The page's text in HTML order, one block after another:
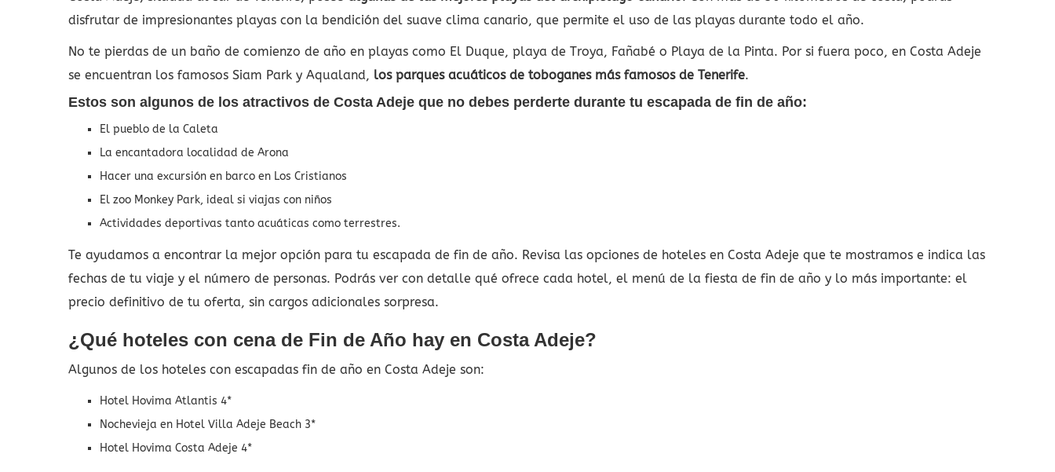
disfrutar de impresionantes playas con la bendición del suave clima canario, que permite el uso de las playas durante todo el año.
No te pierdas de un baño de comienzo de año en playas como El Duque, playa de Troya, Fañabé o Playa de la Pinta. Por si fuera poco, en Costa Adeje
se encuentran los famosos Siam Park y Aqualand, los parques acuáticos de toboganes más famosos de Tenerife.
Estos son algunos de los atractivos de Costa Adeje que no debes perderte durante tu escapada de fin de año:
El pueblo de la Caleta
La encantadora localidad de Arona
Hacer una excursión en barco en Los Cristianos
El zoo Monkey Park, ideal si viajas con niños
Actividades deportivas tanto acuáticas como terrestres.
Te ayudamos a encontrar la mejor opción para tu escapada de fin de año. Revisa las opciones de hoteles en Costa Adeje que te mostramos e indica las
fechas de tu viaje y el número de personas. Podrás ver con detalle qué ofrece cada hotel, el menú de la fiesta de fin de año y lo más importante: el
precio definitivo de tu oferta, sin cargos adicionales sorpresa.
¿Qué hoteles con cena de Fin de Año hay en Costa Adeje?
Algunos de los hoteles con escapadas fin de año en Costa Adeje son:
Hotel Hovima Atlantis 4*
Nochevieja en Hotel Villa Adeje Beach 3*
Hotel Hovima Costa Adeje 4*